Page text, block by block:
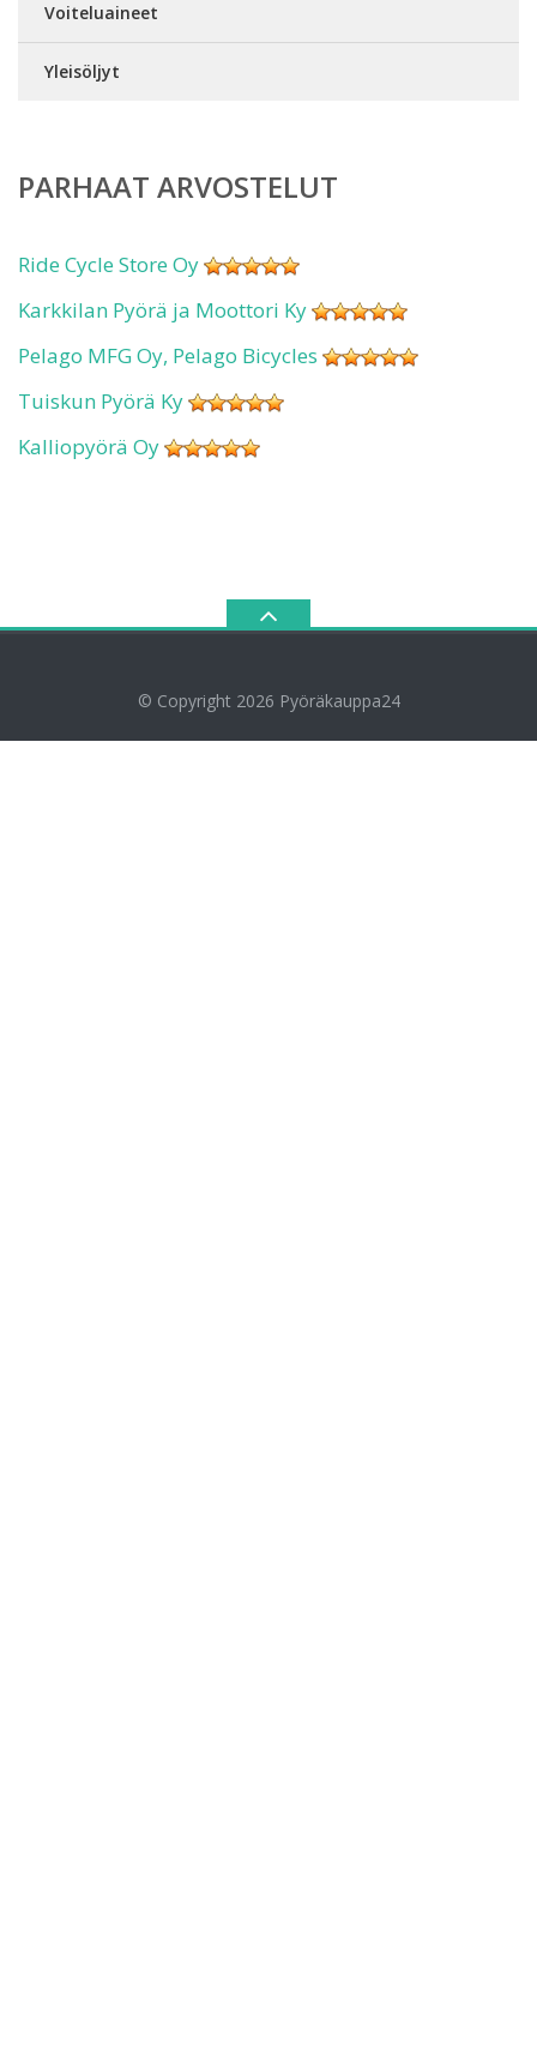
Voiteluaineet
Yleisöljyt
PARHAAT ARVOSTELUT
Ride Cycle Store Oy
Karkkilan Pyörä ja Moottori Ky
Pelago MFG Oy, Pelago Bicycles
Tuiskun Pyörä Ky
Kalliopyörä Oy
© Copyright 2026 Pyöräkauppa24